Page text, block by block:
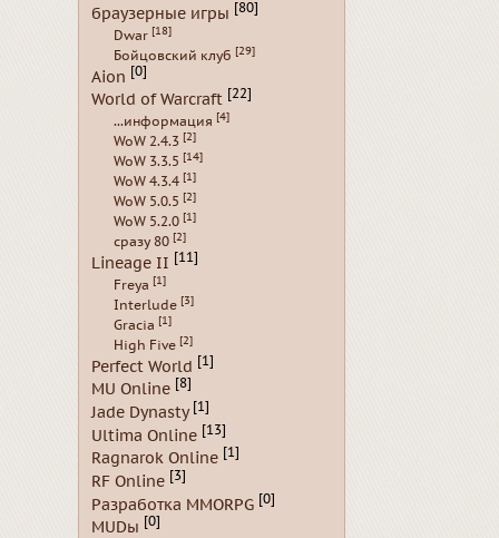
браузерные игры [80]
Dwar [18]
Бойцовский клуб [29]
Aion [0]
World of Warcraft [22]
...информация [4]
WoW 2.4.3 [2]
WoW 3.3.5 [14]
WoW 4.3.4 [1]
WoW 5.0.5 [2]
WoW 5.2.0 [1]
сразу 80 [2]
Lineage II [11]
Freya [1]
Interlude [3]
Gracia [1]
High Five [2]
Perfect World [1]
MU Online [8]
Jade Dynasty [1]
Ultima Online [13]
Ragnarok Online [1]
RF Online [3]
Разработка MMORPG [0]
MUDы [0]